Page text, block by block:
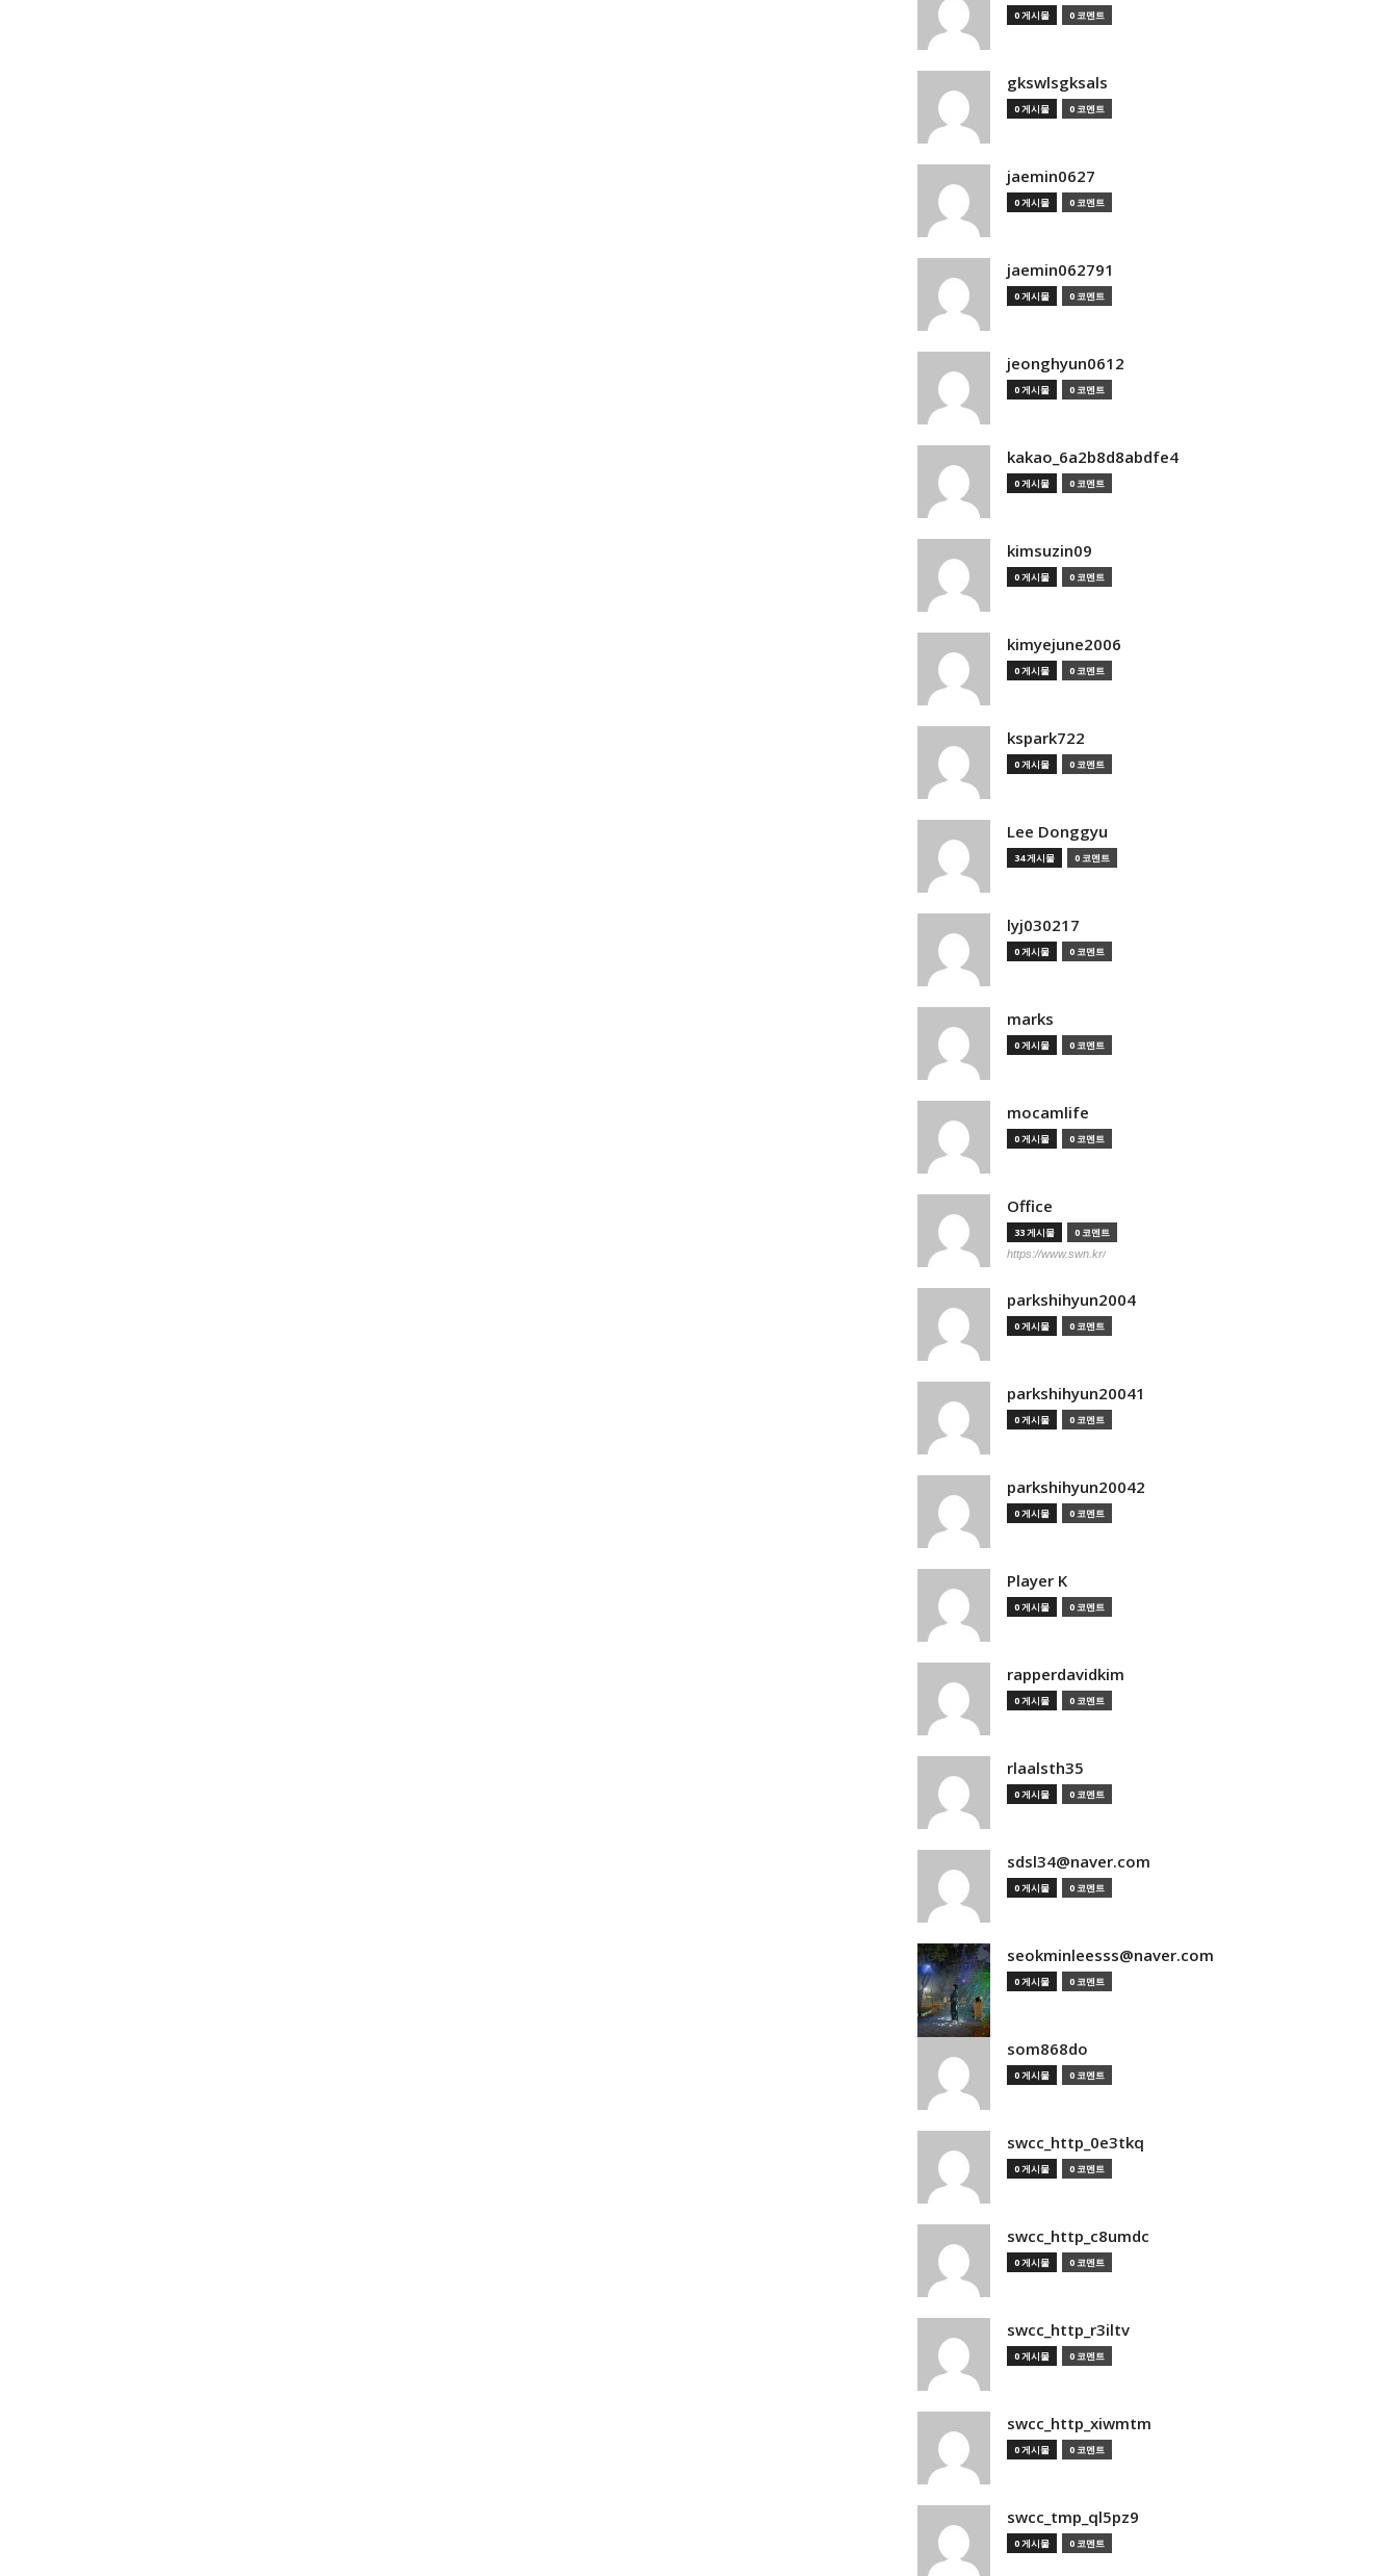
0 게시물 0 코멘트
gkswlsgksals
0 게시물 0 코멘트
jaemin0627
0 게시물 0 코멘트
jaemin062791
0 게시물 0 코멘트
jeonghyun0612
0 게시물 0 코멘트
kakao_6a2b8d8abdfe4
0 게시물 0 코멘트
kimsuzin09
0 게시물 0 코멘트
kimyejune2006
0 게시물 0 코멘트
kspark722
0 게시물 0 코멘트
Lee Donggyu
34 게시물 0 코멘트
lyj030217
0 게시물 0 코멘트
marks
0 게시물 0 코멘트
mocamlife
0 게시물 0 코멘트
Office
33 게시물 0 코멘트
https://www.swn.kr/
parkshihyun2004
0 게시물 0 코멘트
parkshihyun20041
0 게시물 0 코멘트
parkshihyun20042
0 게시물 0 코멘트
Player K
0 게시물 0 코멘트
rapperdavidkim
0 게시물 0 코멘트
rlaalsth35
0 게시물 0 코멘트
sdsl34@naver.com
0 게시물 0 코멘트
seokminleesss@naver.com
0 게시물 0 코멘트
som868do
0 게시물 0 코멘트
swcc_http_0e3tkq
0 게시물 0 코멘트
swcc_http_c8umdc
0 게시물 0 코멘트
swcc_http_r3iltv
0 게시물 0 코멘트
swcc_http_xiwmtm
0 게시물 0 코멘트
swcc_tmp_ql5pz9
0 게시물 0 코멘트